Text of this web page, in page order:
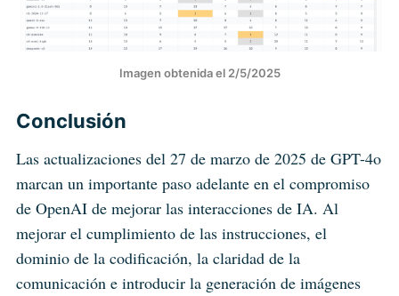
Imagen obtenida el 2/5/2025
Conclusión
Las actualizaciones del 27 de marzo de 2025 de GPT-4o
marcan un importante paso adelante en el compromiso
de OpenAI de mejorar las interacciones de IA. Al
mejorar el cumplimiento de las instrucciones, el
dominio de la codificación, la claridad de la
comunicación e introducir la generación de imágenes